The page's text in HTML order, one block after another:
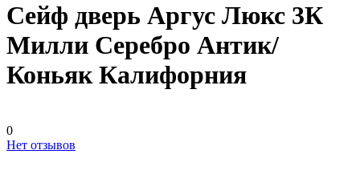
Сейф дверь Аргус Люкс 3К
Милли Серебро Антик/
Коньяк Калифорния
0
Нет отзывов